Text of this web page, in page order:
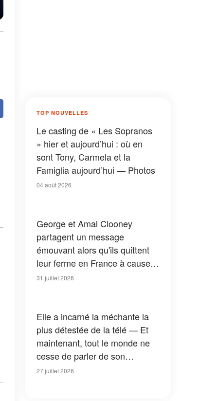
TOP NOUVELLES
Le casting de « Les Sopranos
» hier et aujourd’hui : où en
sont Tony, Carmela et la
Famiglia aujourd’hui — Photos
04 août 2026
George et Amal Clooney
partagent un message
émouvant alors qu'ils quittent
leur ferme en France à cause
des feux de forêt — Tous les
31 juillet 2026
Elle a incarné la méchante la
plus détestée de la télé — Et
maintenant, tout le monde ne
cesse de parler de son
apparition dans la nouvelle
27 juillet 2026